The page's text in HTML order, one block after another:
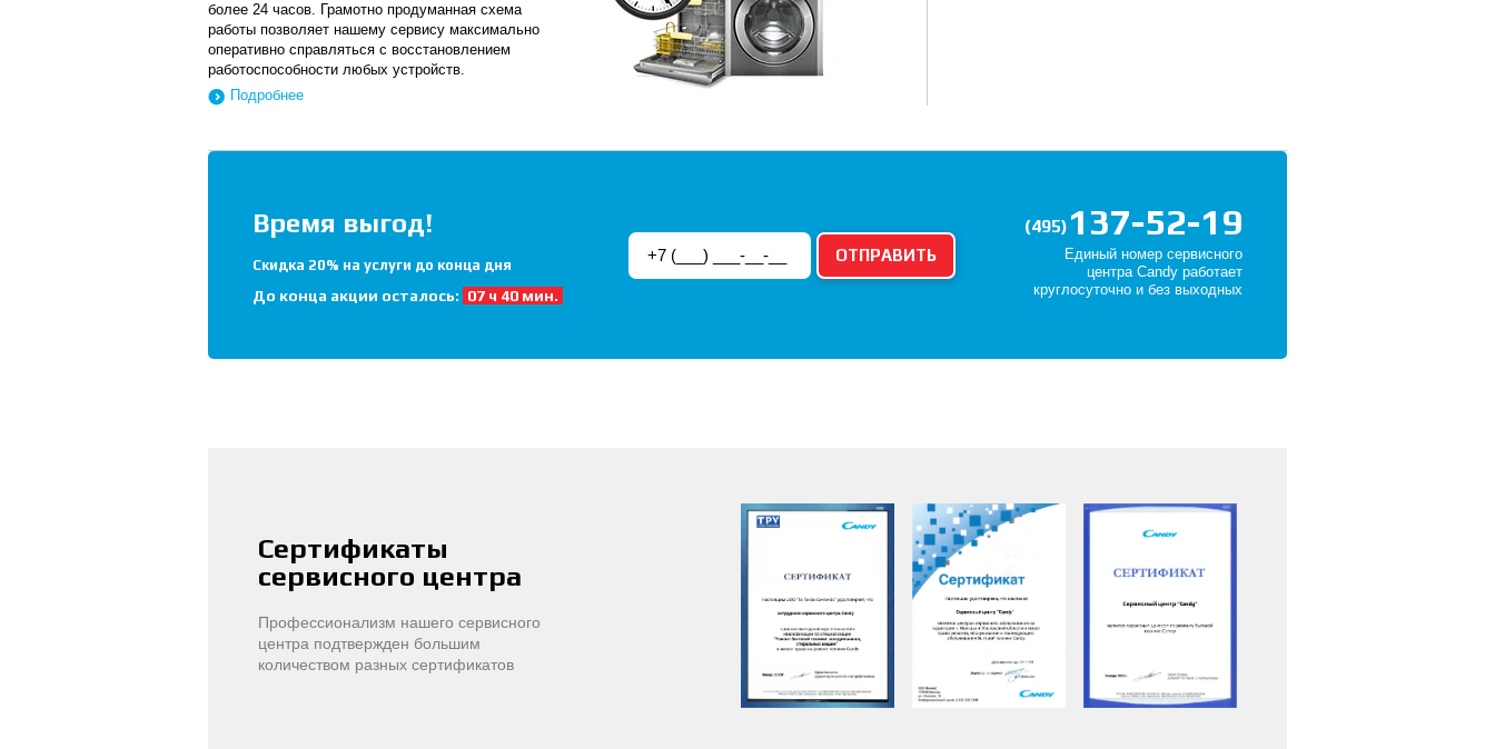
более 24 часов. Грамотно продуманная схема
работы позволяет нашему сервису максимально
оперативно справляться с восстановлением
работоспособности любых устройств.
Подробнее
Время выгод!
Скидка 20% на услуги до конца дня
До конца акции осталось: 07 ч 40 мин.
(495) 137-52-19
Единый номер сервисного
центра Candy работает
круглосуточно и без выходных
Сертификаты
сервисного центра
Профессионализм нашего сервисного
центра подтвержден большим
количеством разных сертификатов